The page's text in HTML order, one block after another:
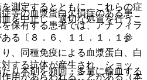
等の血漿蛋白欠損症のある患
保有する患者では、アナフィラ
る〔８．６、１１．１．１参
り本剤を頻回・多量に輸血する
測定するとともに、これらの症
を中止し、適切な処置を行うこ
、同種免疫による血漿蛋白、白
する抗体が産生され、ショッ
用があらわれることがある（本